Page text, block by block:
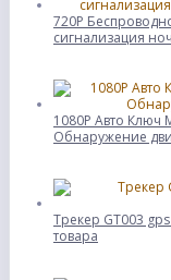
720P
сигнализация
1080P Авто Ключ
Обнаружение
Трекер GT003
товара